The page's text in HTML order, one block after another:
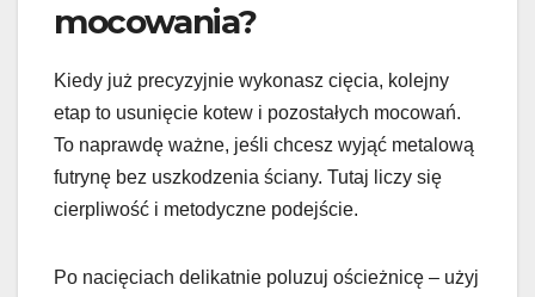
mocowania?
Kiedy już precyzyjnie wykonasz cięcia, kolejny
etap to usunięcie kotew i pozostałych mocowań.
To naprawdę ważne, jeśli chcesz wyjąć metalową
futrynę bez uszkodzenia ściany. Tutaj liczy się
cierpliwość i metodyczne podejście.
Po nacięciach delikatnie poluzuj ościeżnicę – użyj